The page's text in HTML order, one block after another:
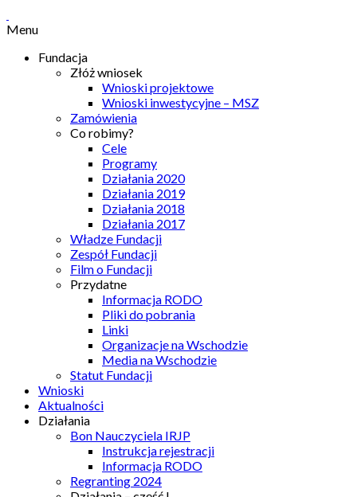
Menu
Fundacja
Złóż wniosek
Wnioski projektowe
Wnioski inwestycyjne – MSZ
Zamówienia
Co robimy?
Cele
Programy
Działania 2020
Działania 2019
Działania 2018
Działania 2017
Władze Fundacji
Zespół Fundacji
Film o Fundacji
Przydatne
Informacja RODO
Pliki do pobrania
Linki
Organizacje na Wschodzie
Media na Wschodzie
Statut Fundacji
Wnioski
Aktualności
Działania
Bon Nauczyciela IRJP
Instrukcja rejestracji
Informacja RODO
Regranting 2024